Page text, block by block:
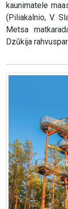
kaunimatele
(Piliakalnio, V.
Metsa
Dzūkija